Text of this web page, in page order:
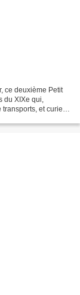
ce deuxième Petit
du XIXe qui,
et curieux